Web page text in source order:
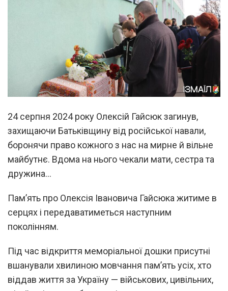
24 серпня 2024 року Олексій Гайсюк загинув,
захищаючи Батьківщину від російської навали,
боронячи право кожного з нас на мирне й вільне
майбутнє. Вдома на нього чекали мати, сестра та
дружина…
Пам’ять про Олексія Івановича Гайсюка житиме в
серцях і передаватиметься наступним
поколінням.
Під час відкриття меморіальної дошки присутні
вшанували хвилиною мовчання пам’ять усіх, хто
віддав життя за Україну — військових, цивільних,